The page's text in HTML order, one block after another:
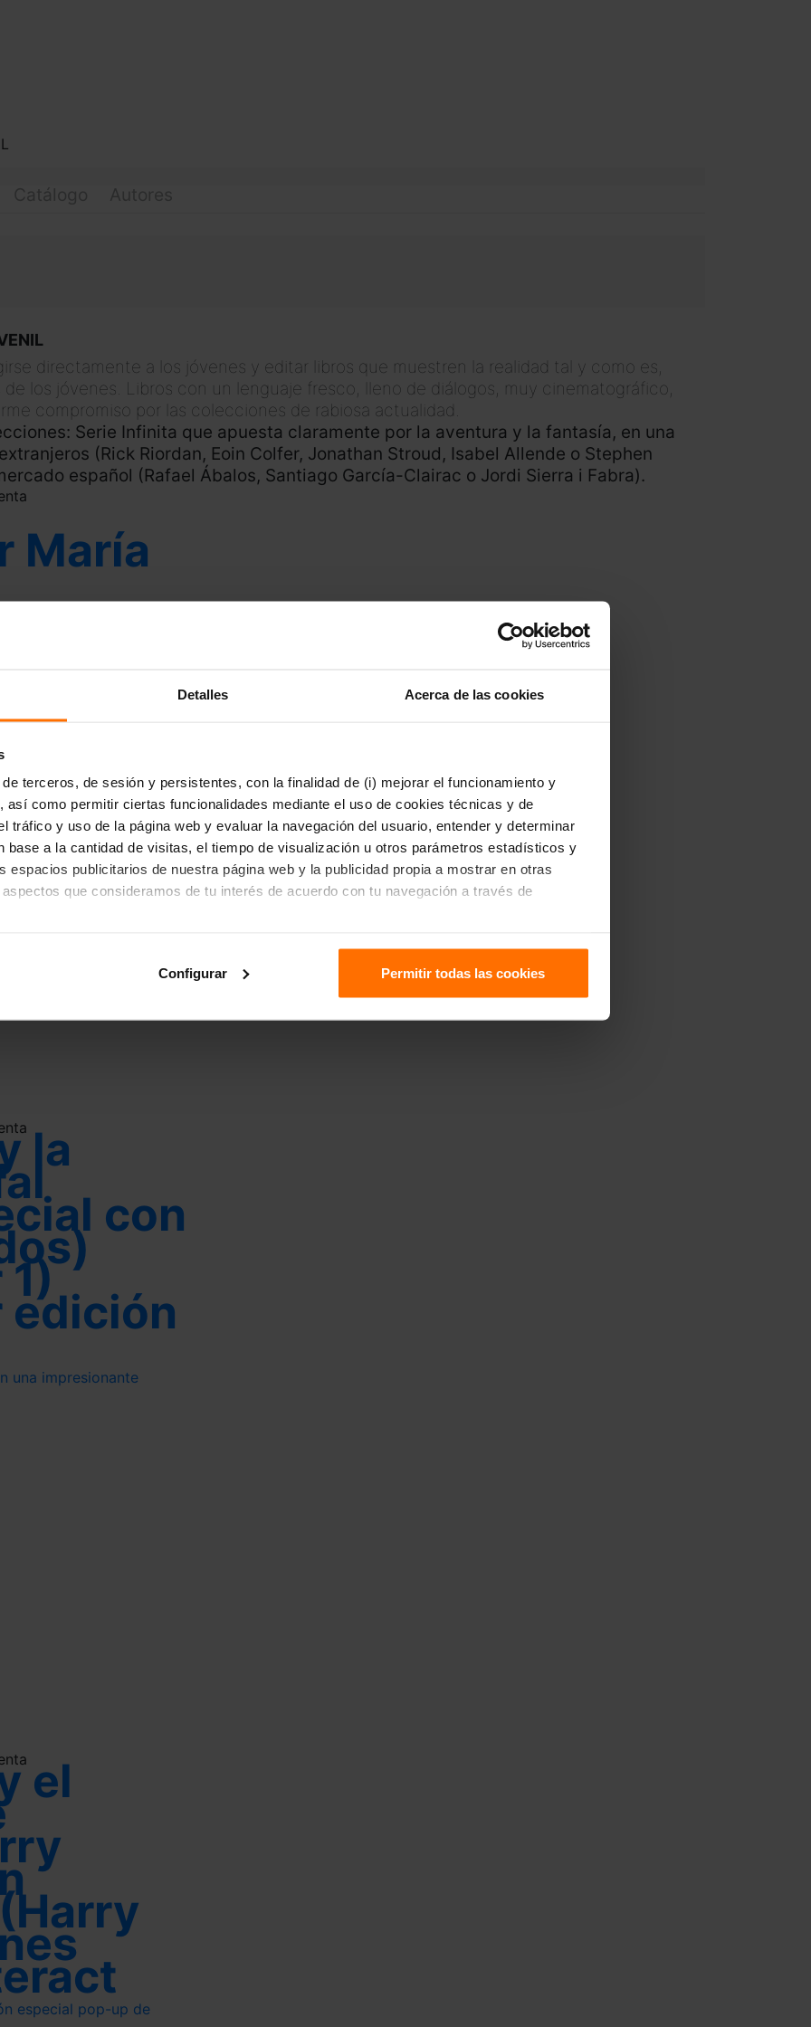
Detalles Acerca de las cookies
terceros, de sesión y persistentes, con la finalidad de (i) mejorar el funcionamiento y
así como permitir ciertas funcionalidades mediante el uso de cookies técnicas y de
tráfico y uso de la página web y evaluar la navegación del usuario, entender y determinar
base a la cantidad de visitas, el tiempo de visualización u otros parámetros estadísticos y
espacios publicitarios de nuestra página web y la publicidad propia a mostrar en otras
que consideramos de tu interés de acuerdo con tu navegación a través de
"Configurar".
sobre cómo utilizamos las cookies dirígete a nuestraPolítica de Cookies.
Configurar Permitir todas las cookies
directamente a los jóvenes y editar libros que muestren la realidad tal y como es,
los jóvenes. Libros con un lenguaje fresco, lleno de diálogos, muy cinematográfico,
compromiso por las colecciones de rabiosa actualidad.
Serie Infinita que apuesta claramente por la aventura y la fantasía, en una
(Rick Riordan, Eoin Colfer, Jonathan Stroud, Isabel Allende o Stephen
español (Rafael Ábalos, Santiago García-Clairac o Jordi Sierra i Fabra).
María
Principito, con acabados
la
con
edición
una impresionante
el
especial pop-up de